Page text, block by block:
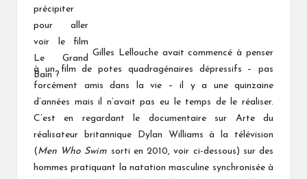
Gilles Lellouche avait commencé à penser
à un film de potes quadragénaires dépressifs – pas
forcément amis dans la vie – il y a une quinzaine
d’années mais il n’avait pas eu le temps de le réaliser.
C’est en regardant le documentaire sur Arte du
réalisateur britannique Dylan Williams à la télévision
(Men Who Swim sorti en 2010, voir ci-dessous) sur des
hommes pratiquant la natation masculine synchronisée à